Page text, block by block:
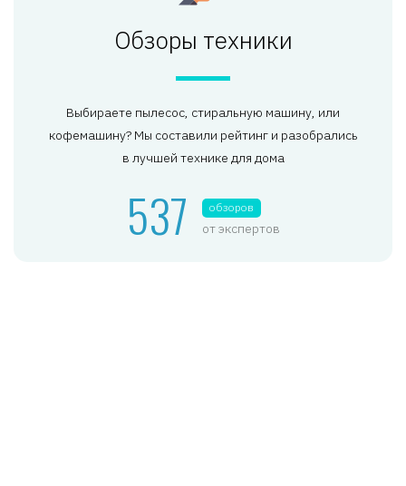
Обзоры техники
Выбираете пылесос, стиральную машину, или
кофемашину? Мы составили рейтинг и разобрались
в лучшей технике для дома
537 обзоров
от экспертов